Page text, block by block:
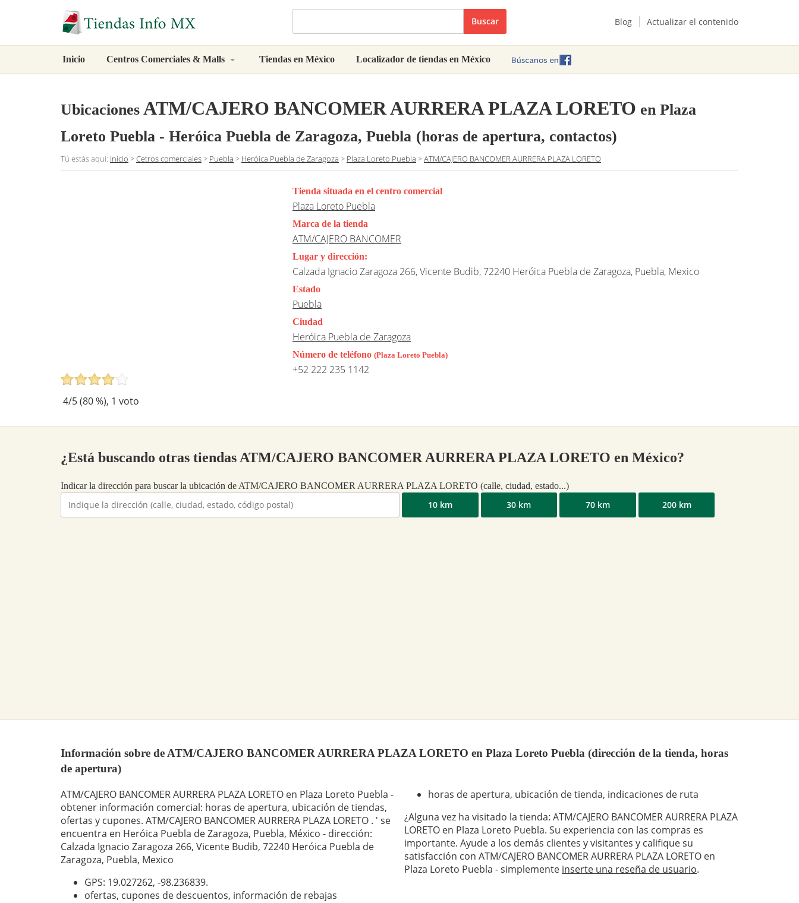
Buscar Blog Actualizar el contenido
Inicio Centros Comerciales & Malls Tiendas en México Localizador de tiendas en México
Ubicaciones ATM/CAJERO BANCOMER AURRERA PLAZA LORETO en Plaza
Loreto Puebla - Heróica Puebla de Zaragoza, Puebla (horas de apertura, contactos)
Tú estás aquí: Inicio >Cetros comerciales> Puebla > Heróica Puebla de Zaragoza > Plaza Loreto Puebla >ATM/CAJERO BANCOMER AURRERA PLAZA LORETO
4/5 (80%), 1 voto
Tienda situada en el centro comercial
Plaza Loreto Puebla
Marca de la tienda
ATM/CAJERO BANCOMER
Lugar y dirección:
Calzada Ignacio Zaragoza 266, Vicente Budib, 72240 Heróica Puebla de Zaragoza, Puebla, Mexico
Estado
Puebla
Ciudad
Heróica Puebla de Zaragoza
Número de teléfono (Plaza Loreto Puebla)
+52 222 235 1142
¿Está buscando otras tiendas ATM/CAJERO BANCOMER AURRERA PLAZA LORETO en México?
Indicar la dirección para buscar la ubicación de ATM/CAJERO BANCOMER AURRERA PLAZA LORETO (calle, ciudad, estado...)
10 km 30 km 70 km 200 km
Información sobre de ATM/CAJERO BANCOMER AURRERA PLAZA LORETO en Plaza Loreto Puebla (dirección de la tienda, horas
de apertura)
ATM/CAJERO BANCOMER AURRERA PLAZA LORETO en Plaza Loreto Puebla -
obtener información comercial: horas de apertura, ubicación de tiendas,
ofertas y cupones. ATM/CAJERO BANCOMER AURRERA PLAZA LORETO . ' se
encuentra en Heróica Puebla de Zaragoza, Puebla, México - dirección:
Calzada Ignacio Zaragoza 266, Vicente Budib, 72240 Heróica Puebla de
Zaragoza, Puebla, Mexico
GPS: 19.027262, -98.236839.
ofertas, cupones de descuentos, información de rebajas
horas de apertura, ubicación de tienda, indicaciones de ruta
¿Alguna vez ha visitado la tienda: ATM/CAJERO BANCOMER AURRERA PLAZA
LORETO en Plaza Loreto Puebla. Su experiencia con las compras es
importante. Ayude a los demás clientes y visitantes y califique su
satisfacción con ATM/CAJERO BANCOMER AURRERA PLAZA LORETO en
Plaza Loreto Puebla - simplemente inserte una reseña de usuario.